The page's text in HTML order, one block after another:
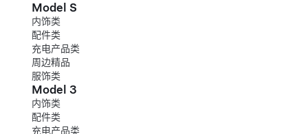
跳至主要内容
Model S
内饰类
配件类
充电产品类
周边精品
服饰类
Model 3
内饰类
配件类
充电产品类